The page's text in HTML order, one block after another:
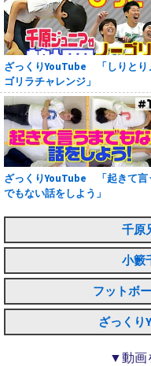
ざっくりYouTube 「しりとり
ゴリラチャレンジ」
ざっくりYouTube 「起きて言
でもない話をしよう」
千原
小籔
フットボ
ざっくり
▼動画